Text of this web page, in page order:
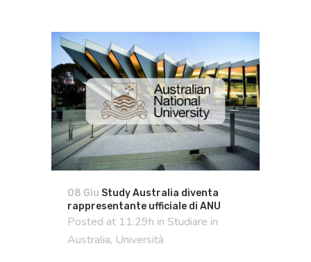
08 Giu Study Australia diventa
rappresentante ufficiale di ANU
Posted at 11:29h in Studiare in
Australia, Università